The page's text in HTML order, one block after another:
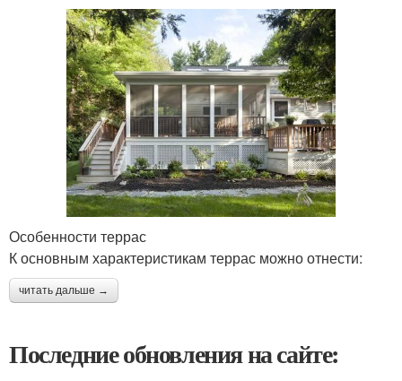
Особенности террас
К основным характеристикам террас можно отнести:
читать дальше →
Последние обновления на сайте: